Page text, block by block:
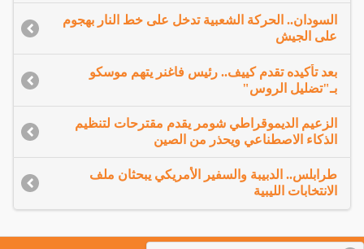
السودان.. الحركة الشعبية تدخل على خط النار بهجوم
على الجيش
بعد تأكيده تقدم كييف.. رئيس فاغنر يتهم موسكو
بـ"تضليل الروس"
الزعيم الديموقراطي شومر يقدم مقترحات لتنظيم
الذكاء الاصطناعي ويحذر من الصين
طرابلس.. الدبيبة والسفير الأمريكي يبحثان ملف
الانتخابات الليبية